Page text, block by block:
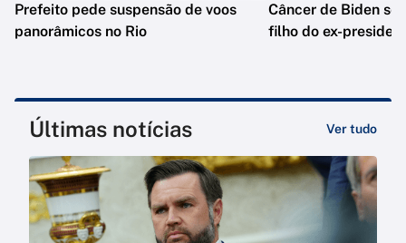
Prefeito pede suspensão de voos
panorâmicos no Rio
Câncer de Biden se
filho do ex-
Últimas notícias Ver tudo